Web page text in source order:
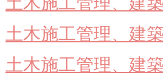
土木施工管理、建
土木施工管理、建